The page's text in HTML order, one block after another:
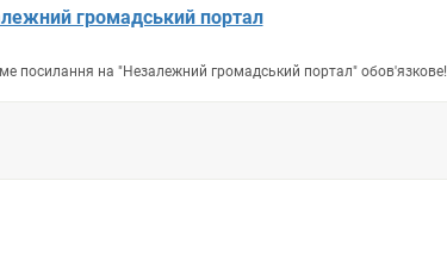
громадський портал
посилання на "Незалежний громадський портал" обов'язкове!